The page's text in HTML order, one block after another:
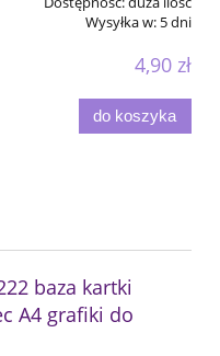
Wysyłka w: 5 dni
4,90 zł
do koszyka
baza kartki
A4 grafiki do